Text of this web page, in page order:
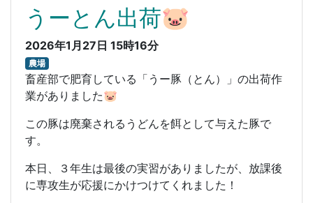
うーとん出荷🐷
2026年1月27日 15時16分
農場
畜産部で肥育している「うー豚（とん）」の出荷作
業がありました🐷
この豚は廃棄されるうどんを餌として与えた豚で
す。
本日、３年生は最後の実習がありましたが、放課後
に専攻生が応援にかけつけてくれました！